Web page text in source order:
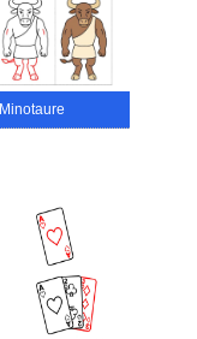
Minotaure